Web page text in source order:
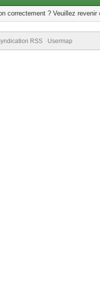
correctement ? Veuillez revenir
RSS Usermap